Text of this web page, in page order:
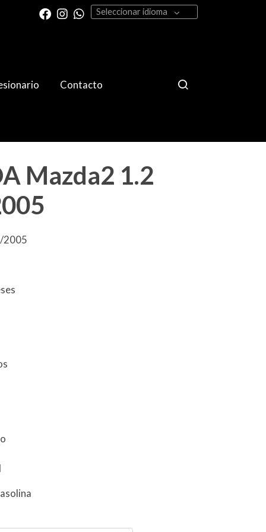
Seleccionar idioma
Contacto
Mazda2 1.2
2005